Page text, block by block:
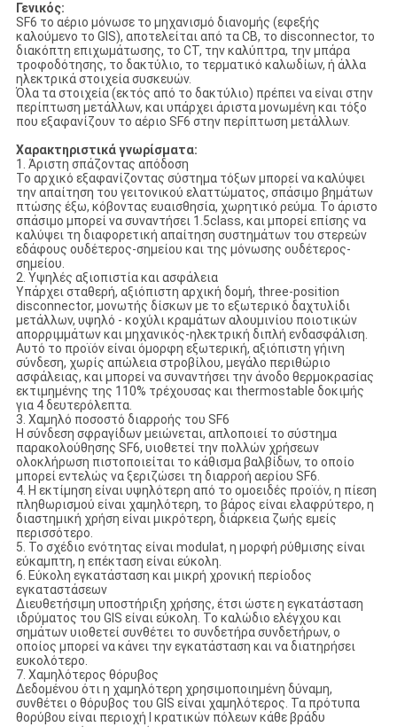
Γενικός:
SF6 το αέριο μόνωσε το μηχανισμό διανομής (εφεξής
καλούμενο το GIS), αποτελείται από τα CB, το disconnector, το
διακόπτη επιχωμάτωσης, το CT, την καλύπτρα, την μπάρα
τροφοδότησης, το δακτύλιο, το τερματικό καλωδίων, ή άλλα
ηλεκτρικά στοιχεία συσκευών.
Όλα τα στοιχεία (εκτός από το δακτύλιο) πρέπει να είναι στην
περίπτωση μετάλλων, και υπάρχει άριστα μονωμένη και τόξο
που εξαφανίζουν το αέριο SF6 στην περίπτωση μετάλλων.
Χαρακτηριστικά γνωρίσματα:
1. Άριστη σπάζοντας απόδοση
Το αρχικό εξαφανίζοντας σύστημα τόξων μπορεί να καλύψει
την απαίτηση του γειτονικού ελαττώματος, σπάσιμο βημάτων
πτώσης έξω, κόβοντας ευαισθησία, χωρητικό ρεύμα. Το άριστο
σπάσιμο μπορεί να συναντήσει 1.5class, και μπορεί επίσης να
καλύψει τη διαφορετική απαίτηση συστημάτων του στερεών
εδάφους ουδέτερος-σημείου και της μόνωσης ουδέτερος-
σημείου.
2. Υψηλές αξιοπιστία και ασφάλεια
Υπάρχει σταθερή, αξιόπιστη αρχική δομή, three-position
disconnector, μονωτής δίσκων με το εξωτερικό δαχτυλίδι
μετάλλων, υψηλό - κοχύλι κραμάτων αλουμινίου ποιοτικών
απορριμμάτων και μηχανικός-ηλεκτρική διπλή ενδασφάλιση.
Αυτό το προϊόν είναι όμορφη εξωτερική, αξιόπιστη γήινη
σύνδεση, χωρίς απώλεια στροβίλου, μεγάλο περιθώριο
ασφάλειας, και μπορεί να συναντήσει την άνοδο θερμοκρασίας
εκτιμημένης της 110% τρέχουσας και thermostable δοκιμής
για 4 δευτερόλεπτα.
3. Χαμηλό ποσοστό διαρροής του SF6
Η σύνδεση σφραγίδων μειώνεται, απλοποιεί το σύστημα
παρακολούθησης SF6, υιοθετεί την πολλών χρήσεων
ολοκλήρωση πιστοποιείται το κάθισμα βαλβίδων, το οποίο
μπορεί εντελώς να ξεριζώσει τη διαρροή αερίου SF6.
4. Η εκτίμηση είναι υψηλότερη από το ομοειδές προϊόν, η πίεση
πληθωρισμού είναι χαμηλότερη, το βάρος είναι ελαφρύτερο, η
διαστημική χρήση είναι μικρότερη, διάρκεια ζωής εμείς
περισσότερο.
5. Το σχέδιο ενότητας είναι modulat, η μορφή ρύθμισης είναι
εύκαμπτη, η επέκταση είναι εύκολη.
6. Εύκολη εγκατάσταση και μικρή χρονική περίοδος
εγκαταστάσεων
Διευθετήσιμη υποστήριξη χρήσης, έτσι ώστε η εγκατάσταση
ιδρύματος του GIS είναι εύκολη. Το καλώδιο ελέγχου και
σημάτων υιοθετεί συνθέτει το συνδετήρα συνδετήρων, ο
οποίος μπορεί να κάνει την εγκατάσταση και να διατηρήσει
ευκολότερο.
7. Χαμηλότερος θόρυβος
Δεδομένου ότι η χαμηλότερη χρησιμοποιημένη δύναμη,
συνθέτει ο θόρυβος του GIS είναι χαμηλότερος. Τα πρότυπα
θορύβου είναι περιοχή Ι κρατικών πόλεων κάθε βράδυ